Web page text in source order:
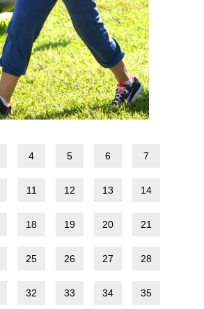
4 5 6 7
11 12 13 14
18 19 20 21
25 26 27 28
32 33 34 35